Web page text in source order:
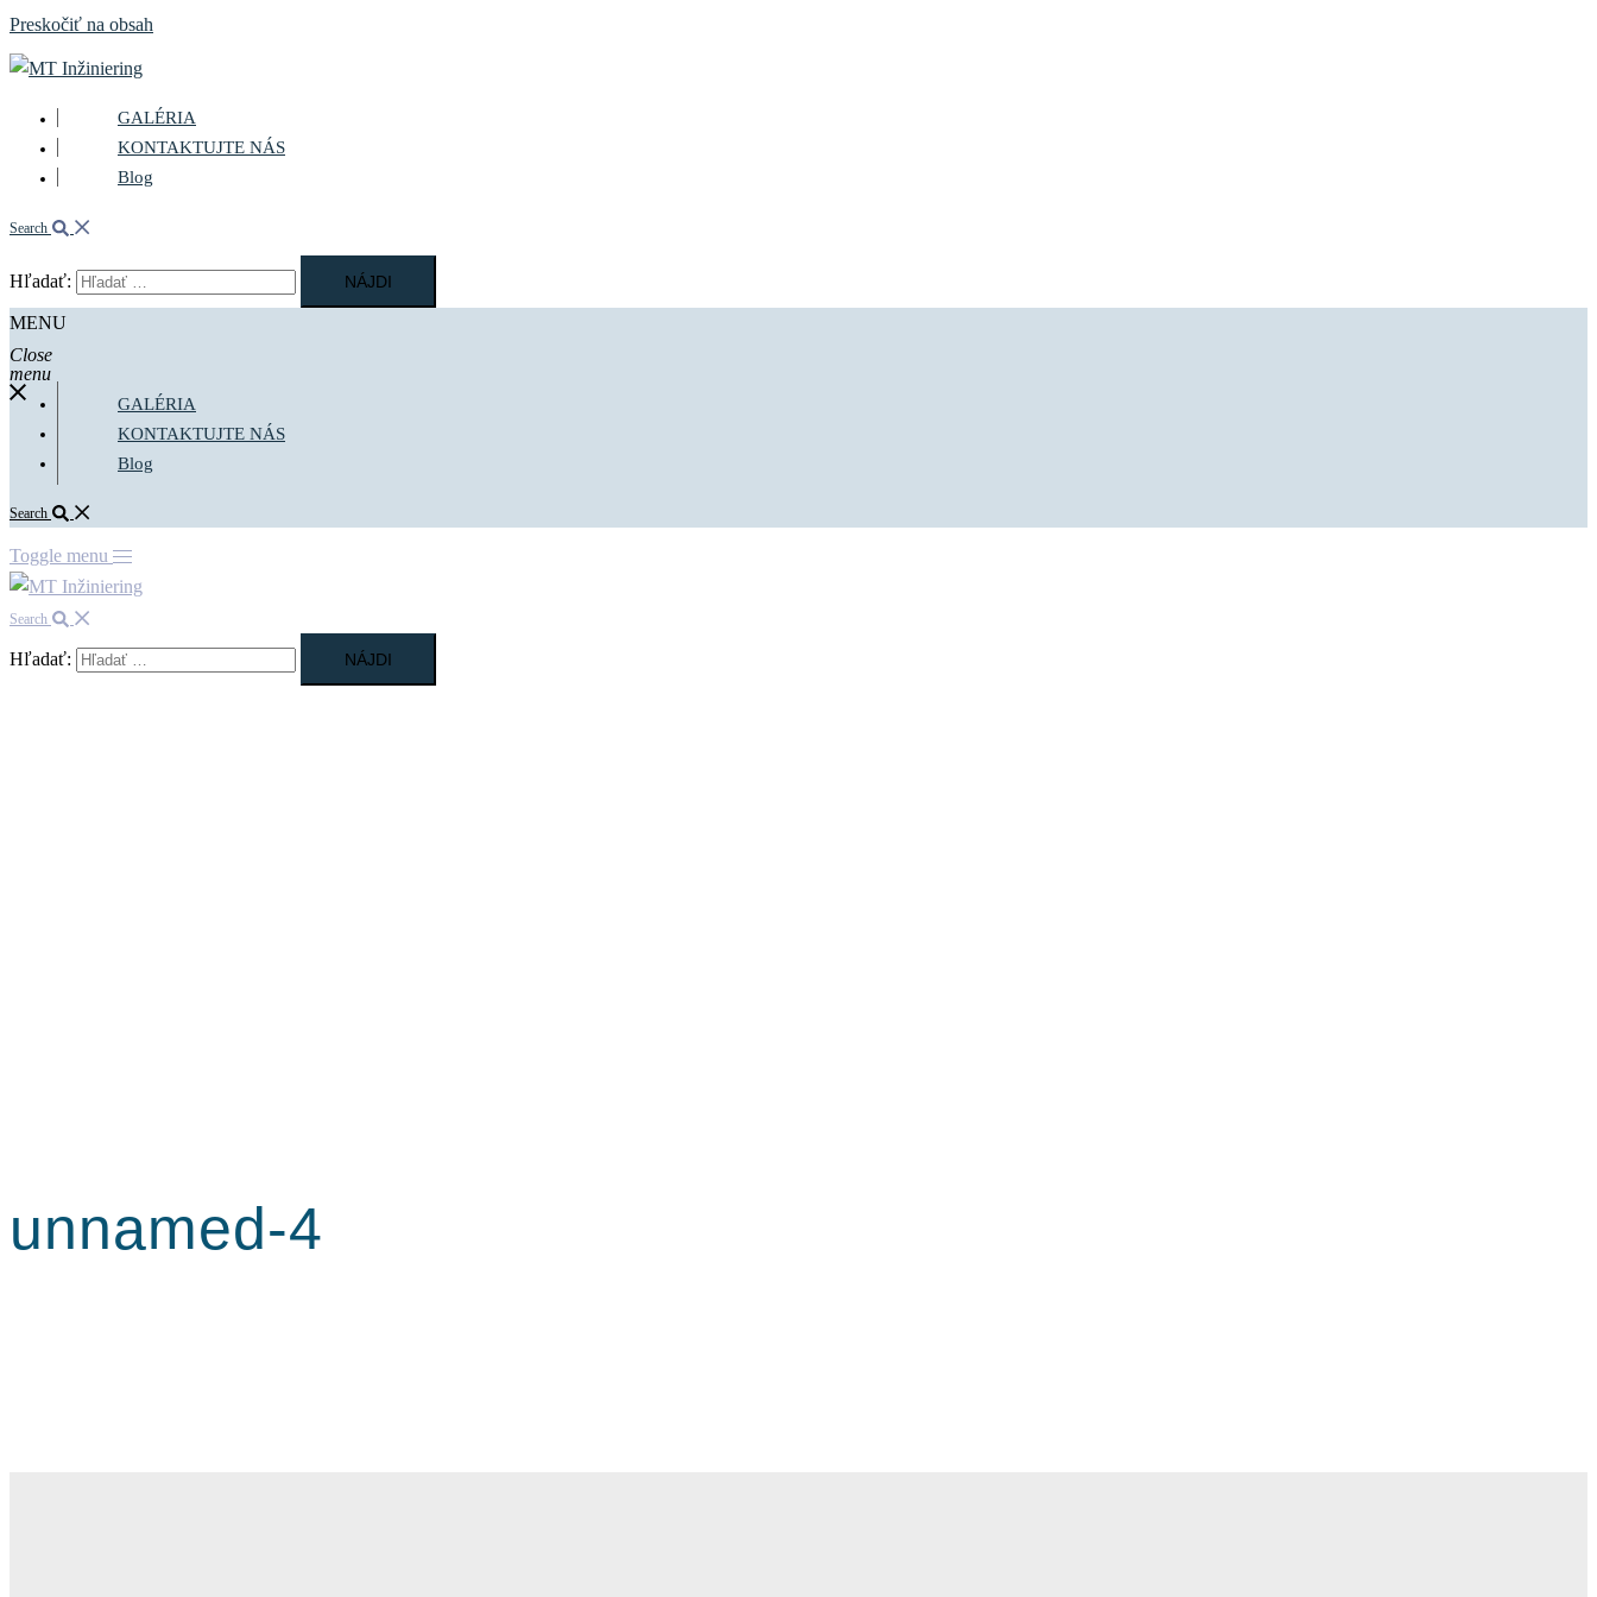
Preskočiť na obsah
GALÉRIA
KONTAKTUJTE NÁS
Blog
Search
Hľadať:
MENU
Close
menu
GALÉRIA
KONTAKTUJTE NÁS
Blog
Search
Toggle menu
Search
Hľadať:
unnamed-4